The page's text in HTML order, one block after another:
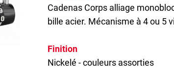
CadenasCorps alliage
bille acier. Mécanisme à 4 ou 5
Finition
Nickelé - couleurs assorties